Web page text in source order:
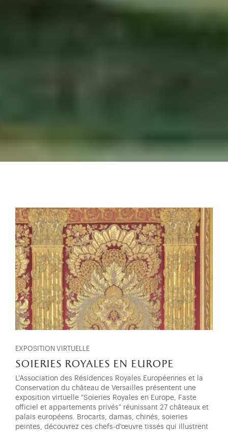
EXPOSITION VIRTUELLE
soieries royales en europe
L'Association des Résidences Royales Européennes et la
Conservation du château de Versailles présentent une
exposition virtuelle "Soieries Royales en Europe, Faste
officiel et appartements privés" réunissant 27 châteaux et
palais européens. Brocarts, damas, chinés, soieries
peintes, découvrez ces chefs-d'œuvre tissés qui illustrent